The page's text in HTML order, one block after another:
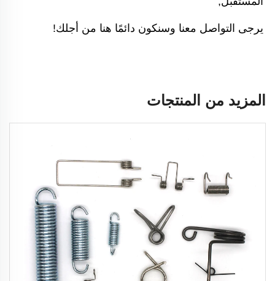
يرجى التواصل معنا وسنكون دائمًا هنا من أجلك!
المزيد من المنتجات